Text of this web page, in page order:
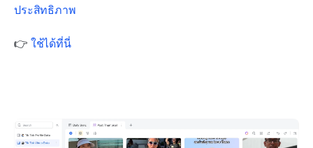
ประสิทธิภาพ
👉 ใช้ได้ที่นี่